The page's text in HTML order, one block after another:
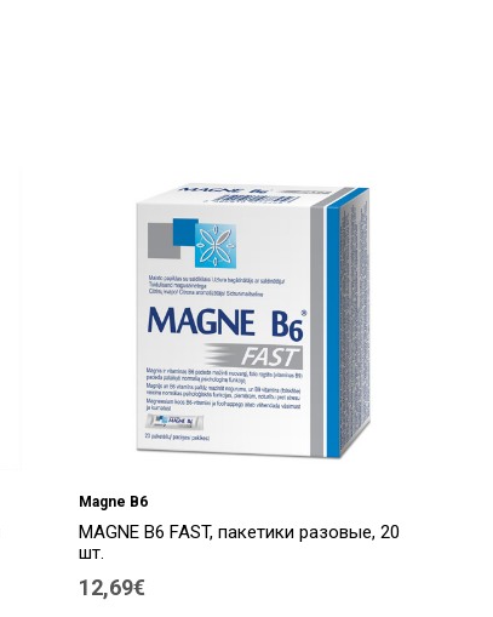
Magne B6
MAGNE B6 FAST, пакетики разовые, 20
шт.
12,69€